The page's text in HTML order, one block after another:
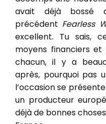
avait déjà bossé
précédent Fearless
excellent. Tu sais,
moyens financiers
chacun, il y a
après, pourquoi pas
l’occasion se
un producteur
déjà de bonnes